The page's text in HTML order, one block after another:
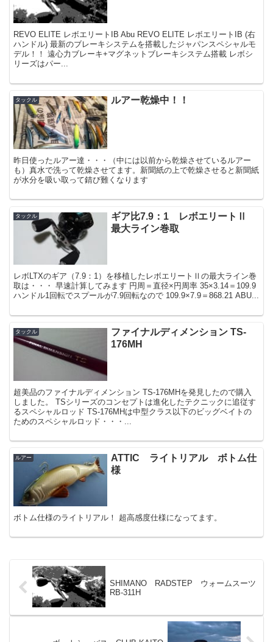
REVO ELITE レボエリートIB Abu REVO ELITE レボエリートIB (右
ハンドル) 最新のブレーキシステムを搭載したジャパンスペシャルモ
デル！！ 遠心力ブレーキ+マグネットブレーキシステム搭載 レボシ
リーズはパー...
タックル ルアー乾燥中！！
昨日使ったルアー達・・・（中には以前から乾燥させているルアー
も）真水で洗って乾燥させてます。新聞紙の上で乾燥させると新聞紙
が水分を吸い取って錆び難くなります
タックル
ギア比7.9：1 レボエリートⅡ
最大ライン巻取
レボLTXのギア（7.9：1）を移植したレボエリートⅡの最大ライン巻
取は・・・ 早速計算してみます 円周＝直径×円周率 35×3.14＝109.9
ハンドル1回転でスプールが7.9回転なので 109.9×7.9＝868.21 ABU...
タックル
ファイナルディメンション TS-
176MH
超美品のファイナルディメンション TS-176MHを発見したので購入
しました。 TSシリーズのコンセプトは進化したテクニックに追従す
るスペシャルロッド TS-176MHは中型クラス以下のビッグベイトの
ためのスペシャルロッド・・・...
ルアー
ATTIC ライトリアル ボトム仕
様
ボトム仕様のライトリアル！ 超高感度仕様になってます。
SHIMANO RADSTEP ウォームスーツ
RB-311H